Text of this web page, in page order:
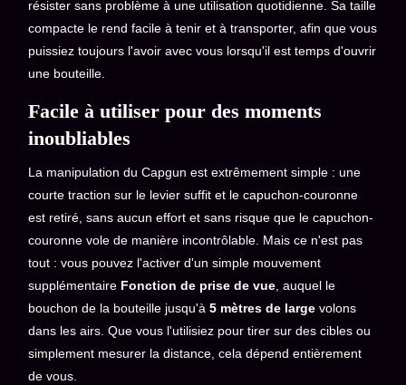
résister sans problème à une utilisation quotidienne. Sa taille
compacte le rend facile à tenir et à transporter, afin que vous
puissiez toujours l'avoir avec vous lorsqu'il est temps d'ouvrir
une bouteille.
Facile à utiliser pour des moments
inoubliables
La manipulation du Capgun est extrêmement simple : une
courte traction sur le levier suffit et le capuchon-couronne
est retiré, sans aucun effort et sans risque que le capuchon-
couronne vole de manière incontrôlable. Mais ce n'est pas
tout : vous pouvez l'activer d'un simple mouvement
supplémentaire Fonction de prise de vue, auquel le
bouchon de la bouteille jusqu'à5 mètres de large volons
dans les airs. Que vous l'utilisiez pour tirer sur des cibles ou
simplement mesurer la distance, cela dépend entièrement
de vous.